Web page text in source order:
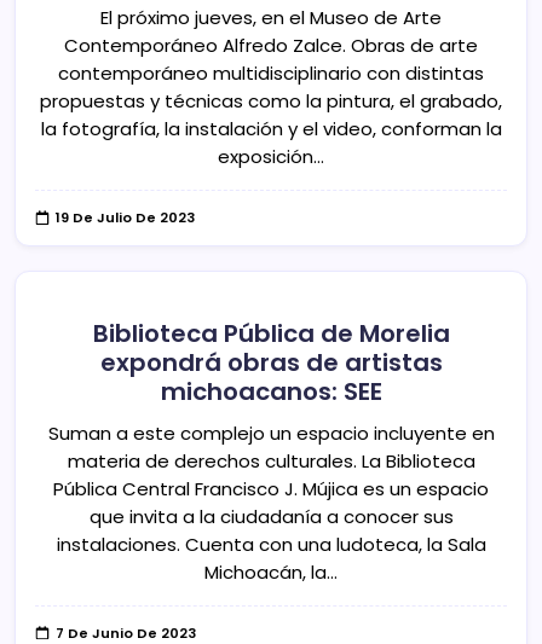
El próximo jueves, en el Museo de Arte
Contemporáneo Alfredo Zalce. Obras de arte
contemporáneo multidisciplinario con distintas
propuestas y técnicas como la pintura, el grabado,
la fotografía, la instalación y el video, conforman la
exposición…
19 De Julio De 2023
Biblioteca Pública de Morelia
expondrá obras de artistas
michoacanos: SEE
Suman a este complejo un espacio incluyente en
materia de derechos culturales. La Biblioteca
Pública Central Francisco J. Mújica es un espacio
que invita a la ciudadanía a conocer sus
instalaciones. Cuenta con una ludoteca, la Sala
Michoacán, la…
7 De Junio De 2023